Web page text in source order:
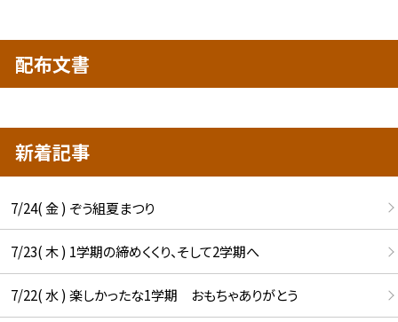
配布文書
新着記事
7/24( 金 ) ぞう組夏まつり
7/23( 木 ) 1学期の締めくくり、そして2学期へ
7/22( 水 ) 楽しかったな1学期 おもちゃありがとう